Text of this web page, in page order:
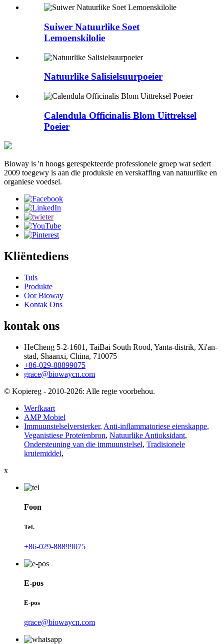
Suiwer Natuurlike Soet
Lemoenskilolie
Natuurlike Salisielsuurpoeier
Calendula Officinalis Blom Uittreksel
Poeier
Bioway is 'n hoogs gerespekteerde professionele groep wat sedert
2009 toegewy is aan die produksie en verskaffing van natuurlike en
organiese voedsel.
Kliëntediens
Tuis
Produkte
Oor Bioway
Kontak Ons
kontak ons
HeCheng 5-2-1601, TaiBai South Rood, Yanta-distrik, Xi'an-
stad, Shaanxi, China, 710075
+86-029-88899075
grace@biowaycn.com
© Kopiereg - 2010-2026: Alle regte voorbehou.
Werfkaart
AMP Mobiel
Immuunstelselversterker, Anti-inflammatoriese eienskappe,
Veganistiese Proteïenbron, Natuurlike Antioksidant,
Ondersteuning van die immuunstelsel, Tradisionele
kruiemiddel,
x
Foon
Tel.
+86-029-88899075
E-pos
E-pos
grace@biowaycn.com